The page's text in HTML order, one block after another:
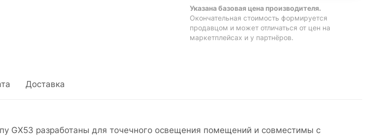
Указана базовая цена производителя.
Окончательная стоимость формируется
продавцом и может отличаться от цен на
маркетплейсах и у партнёров.
Доставка
GX53 разработаны для точечного освещения помещений и совместимы с